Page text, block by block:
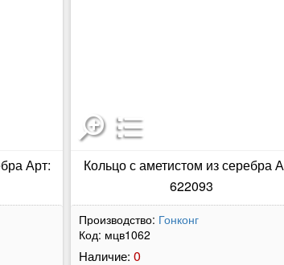
Арт:
Кольцо с аметистом из серебра
622093
Производство: Гонконг
Код: мцв1062
Наличие: 0